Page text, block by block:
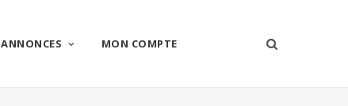
ANNONCES MON COMPTE